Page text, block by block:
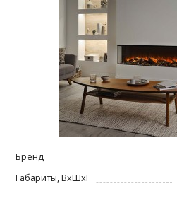
Бренд
Габариты, ВxШxГ